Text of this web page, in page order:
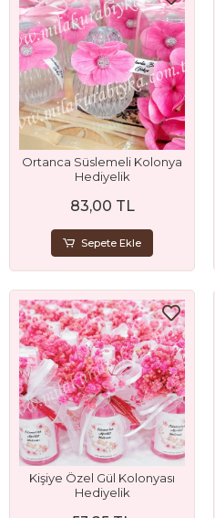
Ortanca Süslemeli Kolonya
Hediyelik
83,00 TL
Sepete Ekle
Kişiye Özel Gül Kolonyası
Hediyelik